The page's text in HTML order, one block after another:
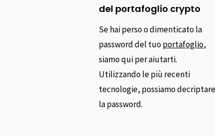
del portafoglio crypto
Se hai perso o dimenticato la
password del tuoportafoglio,
siamo qui per aiutarti.
Utilizzando le più recenti
tecnologie, possiamo decriptare
la password.